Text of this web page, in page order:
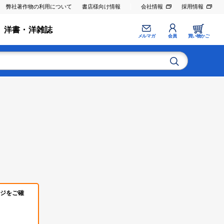
弊社著作物の利用について 書店様向け情報 会社情報 採用情報
洋書・洋雑誌
メルマガ 会員 買い物かご
をご確